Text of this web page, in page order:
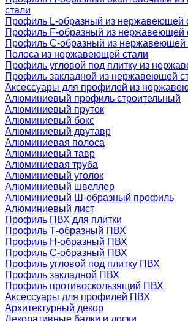
стали
Профиль L-образный из нержавеющей
Профиль F-образный из нержавеющей
Профиль C-образный из нержавеющей
Полоса из нержавеющей стали
Профиль угловой под плитку из
Профиль закладной из нержавеющей
Аксессуары для профилей из
Алюминиевый профиль строительный
Алюминиевый пруток
Алюминиевый бокс
Алюминиевый двутавр
Алюминиевая полоса
Алюминиевый тавр
Алюминиевая труба
Алюминиевый уголок
Алюминиевый швеллер
Алюминиевый Ш-образный профиль
Алюминиевый лист
Профиль ПВХ для плитки
Профиль Т-образный ПВХ
Профиль H-образный ПВХ
Профиль C-образный ПВХ
Профиль угловой под плитку ПВХ
Профиль закладной ПВХ
Профиль противоскользящий ПВХ
Аксессуары для профилей ПВХ
Архитектурный декор
Декоративные балки и доски